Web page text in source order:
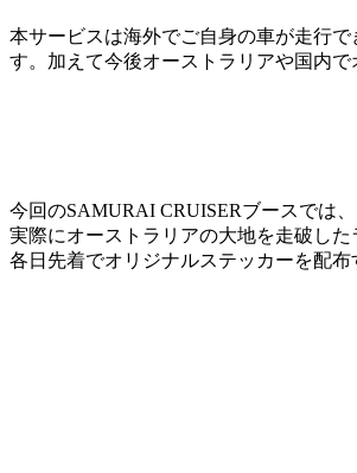
本サービスは海外でご自身の車が走行
す。加えて今後オーストラリアや国内
⁡今回のSAMURAI CRUISERブースでは、
実際にオーストラリアの大地を走破した
各日先着でオリジナルステッカーを配